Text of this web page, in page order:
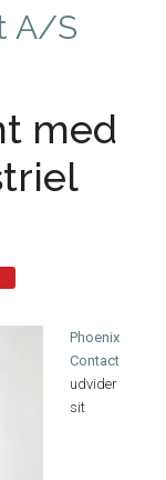
A/S
med
Phoenix
Contact
udvider
sit